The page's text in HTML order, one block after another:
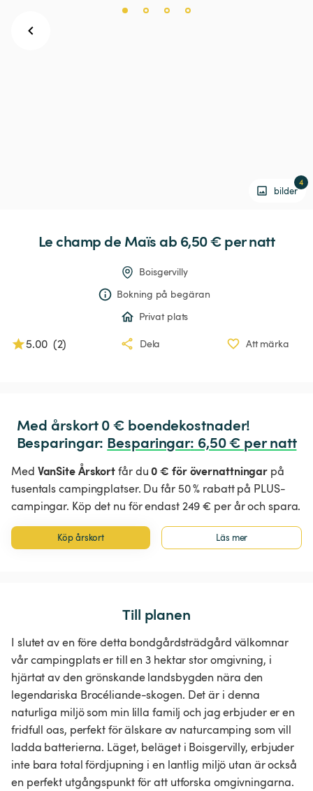
bilder
4
Lechampde Maïs ab 6,50 € per natt
Boisgervilly
Bokning på begäran
Privat plats
5.00 (2) Dela Att märka
Med årskort 0 € boendekostnader!
Besparingar: Besparingar: 6,50 € per natt
Med VanSite Årskortfår du0 € för övernattningar på
tusentals campingplatser. Du får 50 % rabatt på PLUS-
campingar. Köp det nu för endast 249 € per år och spara.
Köp årskort Läs mer
Till planen
I slutet av en före detta bondgårdsträdgård välkomnar
vår campingplats er till en 3 hektar stor omgivning, i
hjärtat av den grönskande landsbygden nära den
legendariska Brocéliande-skogen. Det är i denna
naturliga miljö som min lilla familj och jag erbjuder er en
fridfull oas, perfekt för älskare av naturcamping som vill
ladda batterierna. Läget, beläget i Boisgervilly, erbjuder
inte bara total fördjupning i en lantlig miljö utan är också
en perfekt utgångspunkt för att utforska omgivningarna.